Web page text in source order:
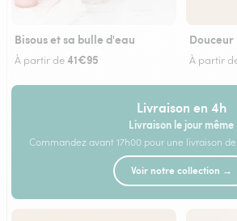
Bisous et sa bulle d'eau
À partir de41€95
Douceur
À partir
Livraison en 4h
Livraison le jour même
Commandez avant 17h00 pour une livraison
Voir notre collection →